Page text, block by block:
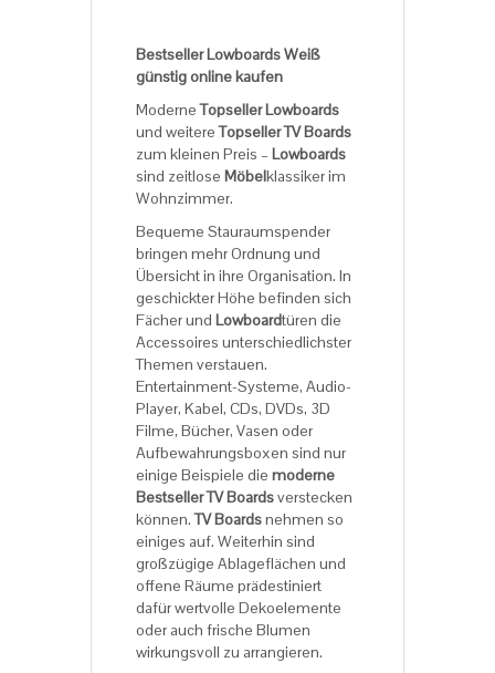
Bestseller Lowboards Weiß
günstig online kaufen
ModerneTopseller Lowboards
und weitereTopseller TV Boards
zum kleinen Preis – Lowboards
sind zeitlose Möbelklassiker im
Wohnzimmer.
Bequeme Stauraumspender
bringen mehr Ordnung und
Übersicht in ihre Organisation. In
geschickter Höhe befinden sich
Fächer und Lowboardtüren die
Accessoires unterschiedlichster
Themen verstauen.
Entertainment-Systeme, Audio-
Player, Kabel, CDs, DVDs, 3D
Filme, Bücher, Vasen oder
Aufbewahrungsboxen sind nur
einige Beispiele die moderne
Bestseller TV Boardsverstecken
können.TV Boardsnehmen so
einiges auf. Weiterhin sind
großzügige Ablageflächen und
offene Räume prädestiniert
dafür wertvolle Dekoelemente
oder auch frische Blumen
wirkungsvoll zu arrangieren.